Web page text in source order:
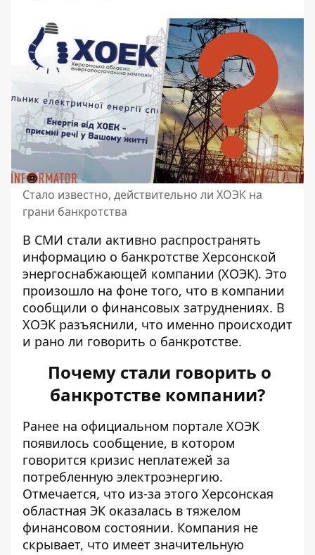
Стало известно, действительно ли ХОЭК на
грани банкротства
В СМИ стали активно распространять
информацию о банкротстве Херсонской
энергоснабжающей компании (ХОЭК). Это
произошло на фоне того, что в компании
сообщили о финансовых затруднениях. В
ХОЭК разъяснили, что именно происходит
и рано ли говорить о банкротстве.
Почему стали говорить о
банкротстве компании?
Ранее на официальном портале ХОЭК
появилось сообщение, в котором
говорится кризис неплатежей за
потребленную электроэнергию.
Отмечается, что из-за этого Херсонская
областная ЭК оказалась в тяжелом
финансовом состоянии. Компания не
скрывает, что имеет значительную